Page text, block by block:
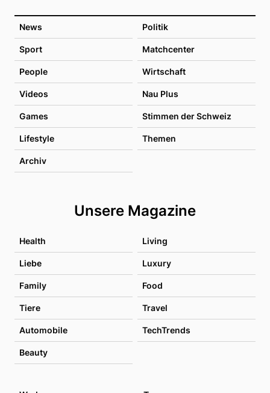
News Politik
Sport Matchcenter
People Wirtschaft
Videos Nau Plus
Games Stimmen der Schweiz
Lifestyle Themen
Archiv
Unsere Magazine
Health Living
Liebe Luxury
Family Food
Tiere Travel
Automobile TechTrends
Beauty